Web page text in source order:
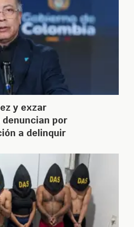
y exzar
por
a delinquir